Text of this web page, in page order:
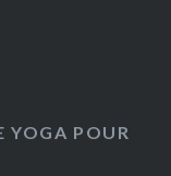
YOGA POUR